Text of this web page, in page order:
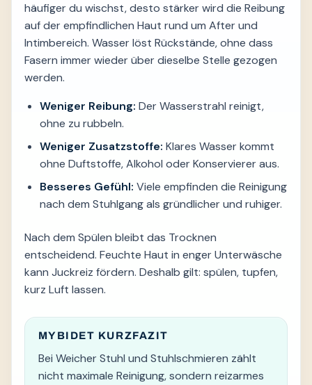
häufiger du wischst, desto stärker wird die Reibung
auf der empfindlichen Haut rund um After und
Intimbereich. Wasser löst Rückstände, ohne dass
Fasern immer wieder über dieselbe Stelle gezogen
werden.
Weniger Reibung: Der Wasserstrahl reinigt,
ohne zu rubbeln.
Weniger Zusatzstoffe: Klares Wasser kommt
ohne Duftstoffe, Alkohol oder Konservierer aus.
Besseres Gefühl: Viele empfinden die Reinigung
nach dem Stuhlgang als gründlicher und ruhiger.
Nach dem Spülen bleibt das Trocknen
entscheidend. Feuchte Haut in enger Unterwäsche
kann Juckreiz fördern. Deshalb gilt: spülen, tupfen,
kurz Luft lassen.
MYBIDET KURZFAZIT
Bei Weicher Stuhl und Stuhlschmieren zählt
nicht maximale Reinigung, sondern reizarmes